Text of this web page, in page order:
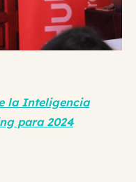
la Inteligencia
para 2024